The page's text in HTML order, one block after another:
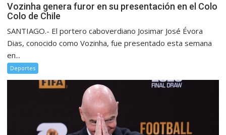
Vozinha genera furor en su presentación en el Colo
Colo de Chile
SANTIAGO.- El portero caboverdiano Josimar José Évora
Dias, conocido como Vozinha, fue presentado esta semana
en...
Deportes